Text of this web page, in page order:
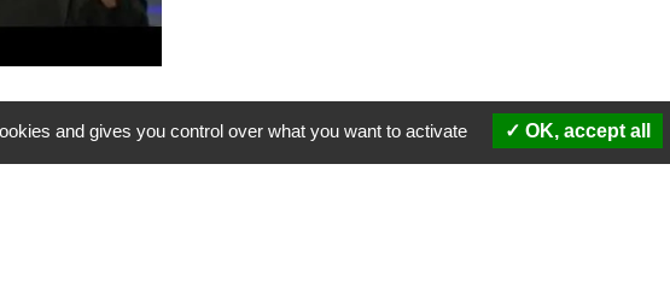
and gives you control over what you want to activate OK, accept all